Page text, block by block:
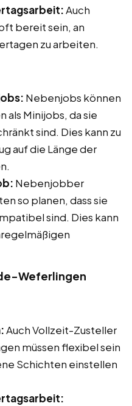
Auch
bereit sein, an
zu arbeiten.
Nebenjobs können
als Minijobs, da sie
sind. Dies kann zu
auf die Länge der
Nebenjobber
so planen, dass sie
sind. Dies kann
Weferlingen
Auch Vollzeit-Zusteller
müssen flexibel sein
Schichten einstellen